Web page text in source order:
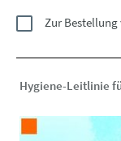
Zur Bestellung
Hygiene-Leitlinie